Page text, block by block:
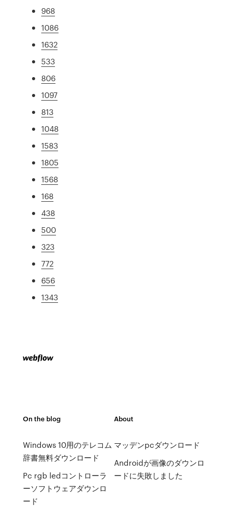
968
1086
1632
533
806
1097
813
1048
1583
1805
1568
168
438
500
323
772
656
1343
On the blog
Windows 10用のテレコム
辞書無料ダウンロード
Pc rgb ledコントローラ
ーソフトウェアダウンロ
ード
About
マッデンpcダウンロード
Androidが画像のダウンロ
ードに失敗しました